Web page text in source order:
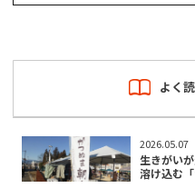
よく
2026.05.07
生きがい
溶け込む「